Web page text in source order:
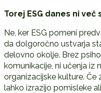
Torej ESG danes ni več
Ne, ker ESG pomeni
da dolgoročno ustvarja
delovno okolje. Brez
komunikacije, ni učenja iz
organizacijske kulture.
lahko izrazijo pomisleke